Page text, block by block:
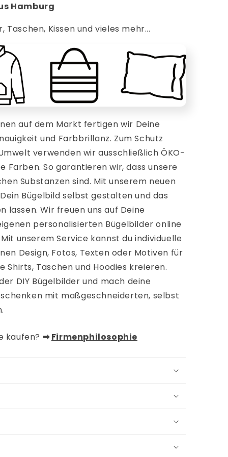
Hamburg
Kissen und vieles mehr...
auf dem Markt fertigen wir Deine
und Farbbrillanz. Zum Schutz
verwenden wir ausschließlich ÖKO-
Farben. So garantieren wir, dass unsere
Substanzen sind. Mit unserem neuen
Bügelbild selbst gestalten und das
lassen. Wir freuen uns auf Deine
personalisierten Bügelbilder online
unserem Service kannst du individuelle
Design, Fotos, Texten oder Motiven für
Shirts, Taschen und Hoodies kreieren.
DIY Bügelbilder und mach deine
mit maßgeschneiderten, selbst
kaufen? ➡︎Firmenphilosophie